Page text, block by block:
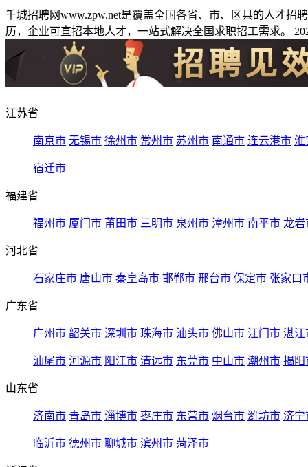
千城招聘网www.zpw.net是覆盖全国各省、市、区县的人才
历，企业可直招本地人才，一站式解决全国求职招工需求。
江苏省
南京市 无锡市 徐州市 常州市 苏州市 南通市 连云港市 淮
宿迁市
福建省
福州市 厦门市 莆田市 三明市 泉州市 漳州市 南平市 龙岩
河北省
石家庄市 唐山市 秦皇岛市 邯郸市 邢台市 保定市 张家口
广东省
广州市 韶关市 深圳市 珠海市 汕头市 佛山市 江门市 湛江
汕尾市 河源市 阳江市 清远市 东莞市 中山市 潮州市 揭阳
山东省
济南市 青岛市 淄博市 枣庄市 东营市 烟台市 潍坊市 济宁
临沂市 德州市 聊城市 滨州市 菏泽市